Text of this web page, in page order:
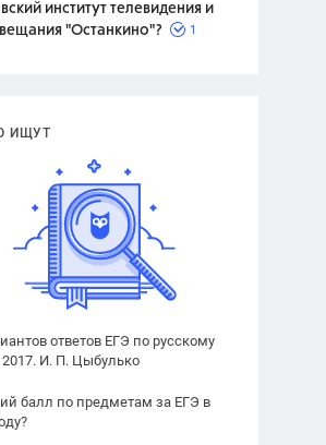
институт телевидения и
"Останкино"?
1
ИЩУТ
ответов ЕГЭ по русскому
И. П. Цыбулько
балл по предметам за ЕГЭ в